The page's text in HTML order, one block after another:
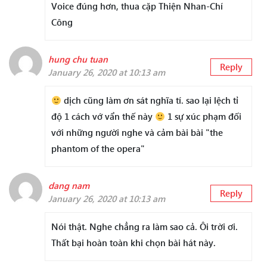
Voice đúng hơn, thua cặp Thiện Nhan-Chí
Công
hung chu tuan
January 26, 2020 at 10:13 am
Reply
dịch cũng làm ơn sát nghĩa tí. sao lại lệch tỉ
độ 1 cách vớ vẩn thế này
1 sự xúc phạm đối
với những người nghe và cảm bài bài "the
phantom of the opera"
dang nam
January 26, 2020 at 10:13 am
Reply
Nói thật. Nghe chẳng ra làm sao cả. Ôi trời ơi.
Thất bại hoàn toàn khi chọn bài hát này.